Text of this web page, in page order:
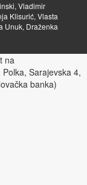
Vladimir
Klisurić, Vlasta
Unuk, Draženka
na
Sarajevska 4,
banka)